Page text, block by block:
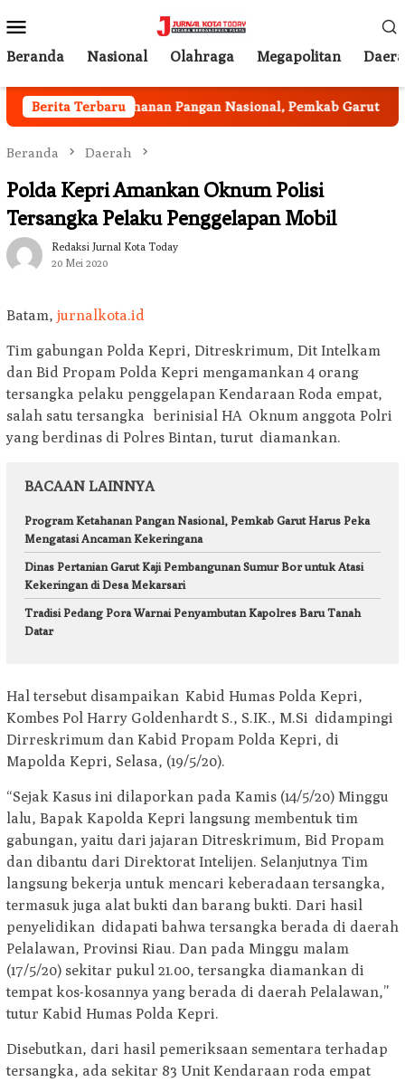
ke
kontenMobile
Beranda Nasional Olahraga Megapolitan
Berita Terbaru
Program Ketahanan Pangan Nasional, Pemkab Garut Harus
Beranda Daerah
Polda Kepri Amankan Oknum Polisi
Tersangka Pelaku Penggelapan Mobil
Redaksi Jurnal Kota Today
20 Mei 2020
Batam, jurnalkota.id
Tim gabungan Polda Kepri, Ditreskrimum, Dit Intelkam
dan Bid Propam Polda Kepri mengamankan 4 orang
tersangka pelaku penggelapan Kendaraan Roda empat,
salah satu tersangka berinisial HA Oknum anggota Polri
yang berdinas di Polres Bintan, turut diamankan.
BACAAN LAINNYA
Program Ketahanan Pangan Nasional, Pemkab Garut Harus Peka
Mengatasi Ancaman Kekeringana
Dinas Pertanian Garut Kaji Pembangunan Sumur Bor untuk Atasi
Kekeringan di Desa Mekarsari
Tradisi Pedang Pora Warnai Penyambutan Kapolres Baru Tanah
Datar
Hal tersebut disampaikan Kabid Humas Polda Kepri,
Kombes Pol Harry Goldenhardt S., S.IK., M.Si didampingi
Dirreskrimum dan Kabid Propam Polda Kepri, di
Mapolda Kepri, Selasa, (19/5/20).
“Sejak Kasus ini dilaporkan pada Kamis (14/5/20) Minggu
lalu, Bapak Kapolda Kepri langsung membentuk tim
gabungan, yaitu dari jajaran Ditreskrimum, Bid Propam
dan dibantu dari Direktorat Intelijen. Selanjutnya Tim
langsung bekerja untuk mencari keberadaan tersangka,
termasuk juga alat bukti dan barang bukti. Dari hasil
penyelidikan didapati bahwa tersangka berada di daerah
Pelalawan, Provinsi Riau. Dan pada Minggu malam
(17/5/20) sekitar pukul 21.00, tersangka diamankan di
tempat kos-kosannya yang berada di daerah Pelalawan,”
tutur Kabid Humas Polda Kepri.
Disebutkan, dari hasil pemeriksaan sementara terhadap
tersangka, ada sekitar 83 Unit Kendaraan roda empat